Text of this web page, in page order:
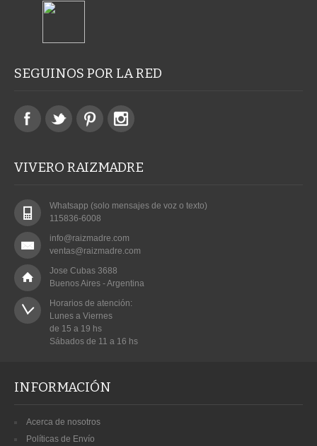
SEGUINOS POR LA RED
VIVERO RAIZMADRE
Whatsapp (solo mensajes de voz o texto)
115836-6008
info@raizmadre.com
ventas@raizmadre.com
Jose Cubas 3688
Buenos Aires - Argentina
Horarios de atención:
Lunes a Viernes
de 15 a 19 hs
Sábados de 11 a 16 hs
INFORMACIÓN
Acerca de nosotros
Políticas de Envío